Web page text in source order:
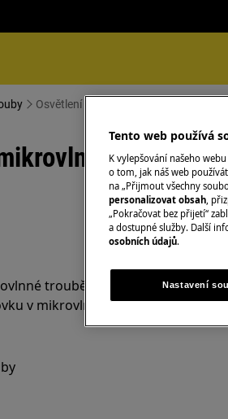
Osvětlení v mikrovlnné troubě
troubě
troubě nefunguje
v mikrovlnné troubě?
Tento web používá
K vylepšování našeho
o tom, jak náš web
na „Přijmout všechny
personalizovat obsah ,
„Pokračovat bez přijetí“
a dostupné služby. Další
osobních údajů.
Nastavení